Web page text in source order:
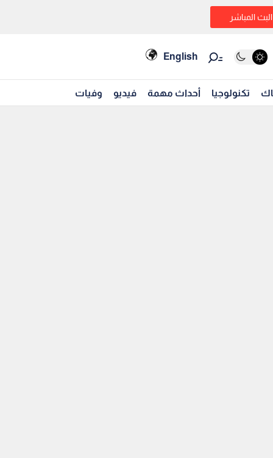
البث المباشر
English
تكنولوجيا أحداث مهمة فيديو وفيات